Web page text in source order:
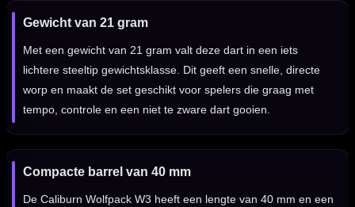
Gewicht van 21 gram
Met een gewicht van 21 gram valt deze dart in een iets
lichtere steeltip gewichtsklasse. Dit geeft een snelle, directe
worp en maakt de set geschikt voor spelers die graag met
tempo, controle en een niet te zware dart gooien.
Compacte barrel van 40 mm
De Caliburn Wolfpack W3 heeft een lengte van 40 mm en een